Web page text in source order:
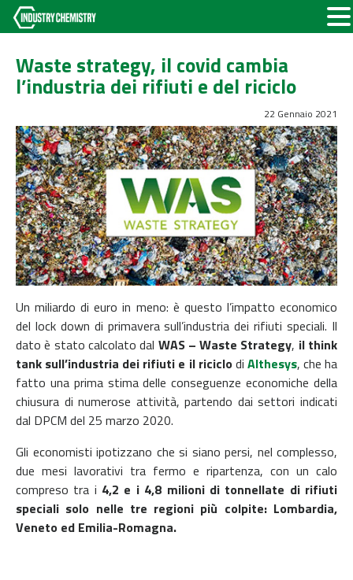
Waste strategy, il covid cambia
l’industria dei rifiuti e del riciclo
22 Gennaio 2021
Un miliardo di euro in meno: è questo l’impatto economico
del lock down di primavera sull’industria dei rifiuti speciali. Il
dato è stato calcolato dal WAS – Waste Strategy, il think
tank sull’industria dei rifiuti e il riciclodi Althesys, che ha
fatto una prima stima delle conseguenze economiche della
chiusura di numerose attività, partendo dai settori indicati
dal DPCM del 25 marzo 2020.
Gli economisti ipotizzano che si siano persi, nel complesso,
due mesi lavorativi tra fermo e ripartenza, con un calo
compreso tra i 4,2 e i 4,8 milioni di tonnellate di rifiuti
speciali solo nelle tre regioni più colpite: Lombardia,
Veneto ed Emilia-Romagna.